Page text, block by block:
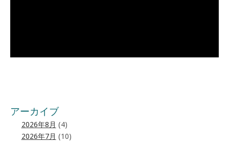
アーカイブ
2026年8月 (4)
2026年7月 (10)